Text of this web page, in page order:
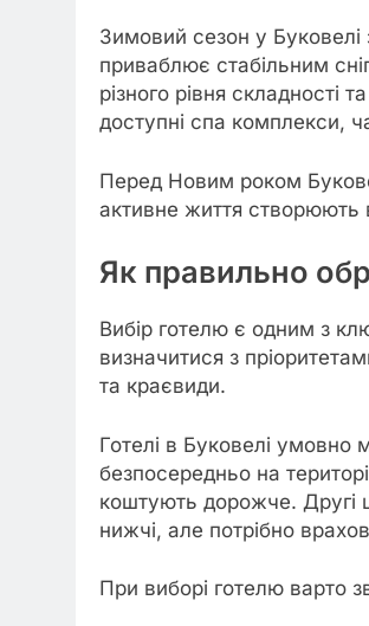
Зимовий сезон у Буковелі
приваблює стабільним
різного рівня складності
доступні спа комплекси,
Перед Новим роком
активне життя створюють
Як правильно
Вибір готелю є одним з
визначитися з
та краєвиди.
Готелі в Буковелі умовно
безпосередньо на
коштують дорожче. Другі
нижчі, але потрібно
При виборі готелю варто